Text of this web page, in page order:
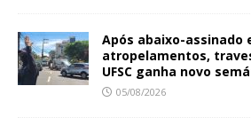
Após abaixo-assinado
atropelamentos,
UFSC ganha novo
05/08/2026